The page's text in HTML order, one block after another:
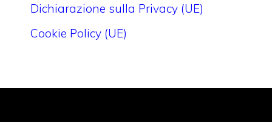
Dichiarazione sulla Privacy (UE)
Cookie Policy (UE)